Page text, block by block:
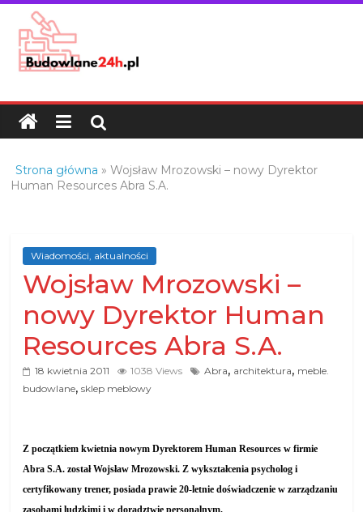
Skip
content
Budowlane24h.pl
portal
budowlany
oraz
budowlanej
Strona główna »Wojsław Mrozowski – nowy Dyrektor
Human Resources Abra S.A.
Wiadomości, aktualności
Wojsław Mrozowski –
nowy Dyrektor Human
Resources Abra S.A.
18 kwietnia 2011 1038 Views Abra, architektura, meble.
budowlane,sklep meblowy
Z początkiem kwietnia nowym Dyrektorem Human Resources w firmie
Abra S.A. został Wojsław Mrozowski.Z wykształcenia psycholog i
certyfikowany trener, posiada prawie 20-letnie doświadczenie w zarządzaniu
zasobami ludzkimi i w doradztwie personalnym.